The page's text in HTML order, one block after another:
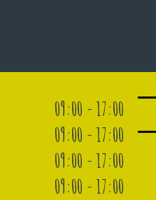
09:00 - 17:00
09:00 - 17:00
09:00 - 17:00
09:00 - 17:00